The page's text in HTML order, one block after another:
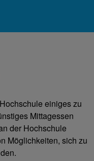
einiges zu
Mittagessen
der Hochschule
Möglichkeiten, sich zu